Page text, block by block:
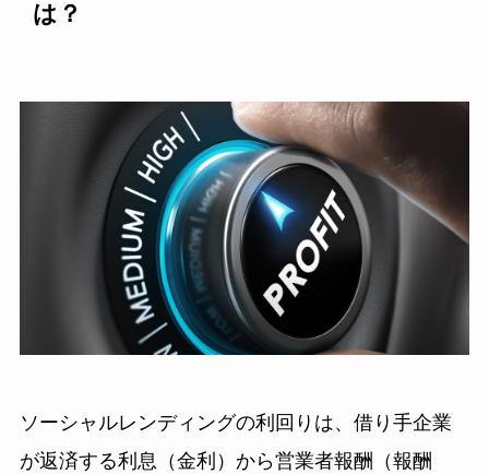
は？
ソーシャルレンディングの利回りは、借り手企業
が返済する利息（金利）から営業者報酬（報酬